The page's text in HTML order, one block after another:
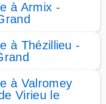
à Armix -
à Thézillieu -
à Valromey
Virieu le